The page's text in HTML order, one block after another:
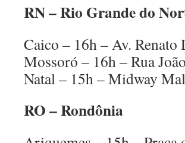
RN – Rio Grande do
Caico – 16h – Av.
Mossoró – 16h – Rua
Natal – 15h – Midway
RO – Rondônia